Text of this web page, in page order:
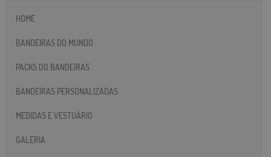
HOME
BANDEIRAS DO MUNDO
PACKS DO BANDEIRAS
BANDEIRAS PERSONALIZADAS
MEDIDAS E VESTUÁRIO
GALERIA